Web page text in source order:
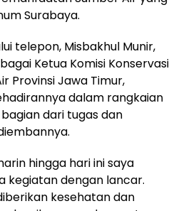
Surabaya.
telepon, Misbakhul Munir,
Ketua Komisi Konservasi
Provinsi Jawa Timur,
dalam rangkaian
dari tugas dan
hingga hari ini saya
kegiatan dengan lancar.
kesehatan dan